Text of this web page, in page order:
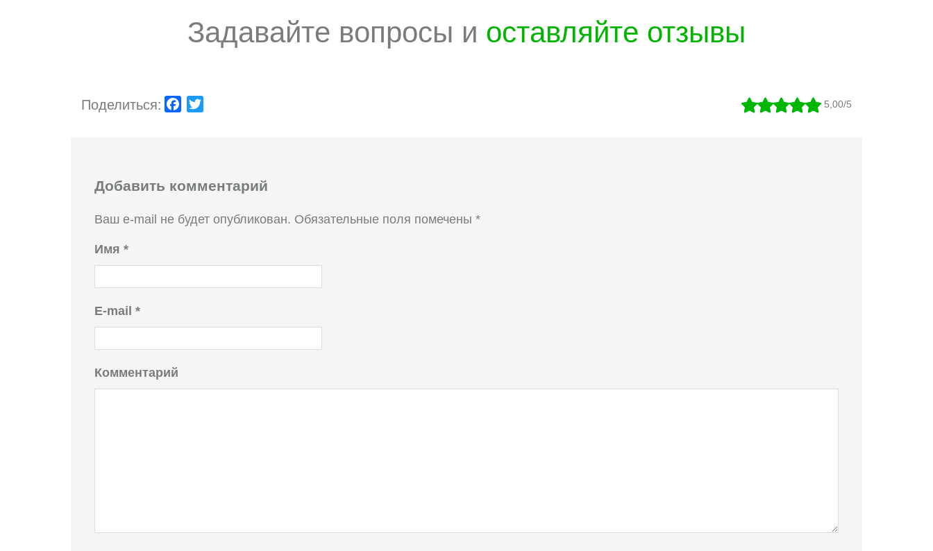
Задавайте вопросы и оставляйте отзывы
Поделиться: Facebook 5,00/5
Добавить комментарий
Ваш e-mail не будет опубликован. Обязательные поля помечены*
Имя*
E-mail*
Комментарий